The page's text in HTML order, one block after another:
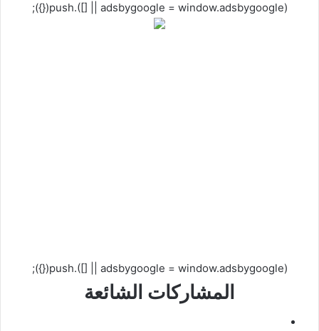
(adsbygoogle = window.adsbygoogle || []).push({});
(adsbygoogle = window.adsbygoogle || []).push({});
المشاركات الشائعة